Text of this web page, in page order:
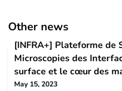
Other news
[INFRA+] Plateforme de
Microscopies des
surface et le cœur des
May 15, 2023